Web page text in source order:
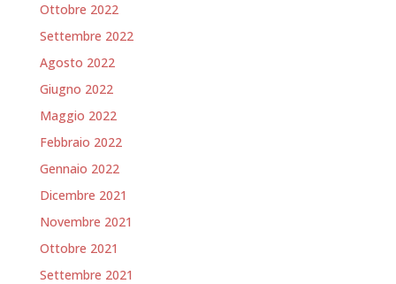
Ottobre 2022
Settembre 2022
Agosto 2022
Giugno 2022
Maggio 2022
Febbraio 2022
Gennaio 2022
Dicembre 2021
Novembre 2021
Ottobre 2021
Settembre 2021